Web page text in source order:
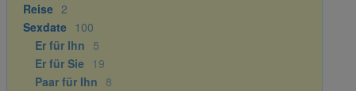
Reise 2
Sexdate 100
Er für Ihn 5
Er für Sie 19
Paar für Ihn 8